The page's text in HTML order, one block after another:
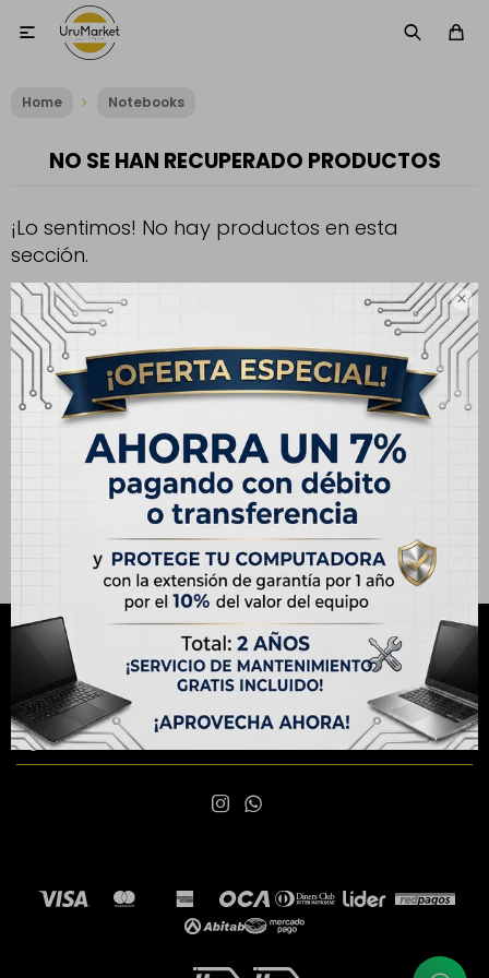


Home Notebooks
NO SE HAN RECUPERADO PRODUCTOS
¡Lo sentimos! No hay productos en esta
sección.
Inténtalo nuevamente con otros criterios de filtrado o busca en
otras secciones de nuestro catálogo.
Filtrando por: Resolución:2880 x 1800
NEWSLETTER
¡Suscribite y recibí todas nuestras novedades!
SUSCRIBIRME
 